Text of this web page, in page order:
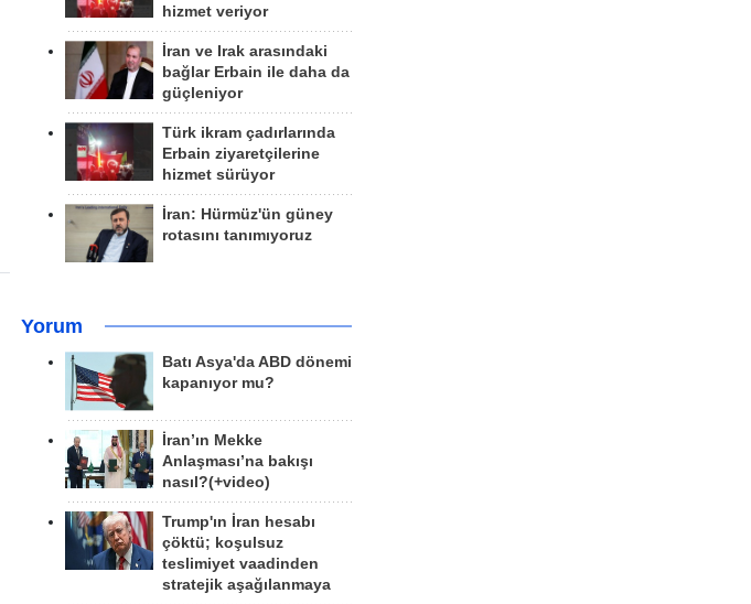
hizmet veriyor
İran ve Irak arasındaki
bağlar Erbain ile daha da
güçleniyor
Türk ikram çadırlarında
Erbain ziyaretçilerine
hizmet sürüyor
İran: Hürmüz'ün güney
rotasını tanımıyoruz
Yorum
Batı Asya'da ABD dönemi
kapanıyor mu?
İran’ın Mekke
Anlaşması’na bakışı
nasıl?(+video)
Trump'ın İran hesabı
çöktü; koşulsuz
teslimiyet vaadinden
stratejik aşağılanmaya